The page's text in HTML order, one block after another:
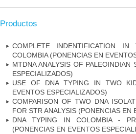
Productos
COMPLETE INDENTIFICATION
COLOMBIA (PONENCIAS EN
MTDNA ANALYSIS OF
ESPECIALIZADOS)
USE OF DNA TYPING IN TWO
EVENTOS ESPECIALIZADOS)
COMPARISON OF TWO DNA
FOR STR ANALYSIS (PONENCIAS EN
DNA TYPING IN COLOMBIA -
(PONENCIAS EN EVENTOS